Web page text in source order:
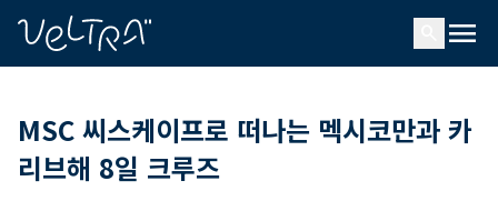
menu
MSC 씨스케이프로 떠나는 멕시코만과 카
리브해 8일 크루즈